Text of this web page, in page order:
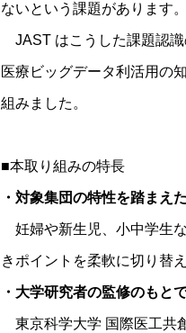
ないという課題があります。
JAST はこうした課題認識
医療ビッグデータ利活用の
組みました。
■本取り組みの特長
・対象集団の特性を踏まえ
妊婦や新生児、小中学生
きポイントを柔軟に切り替
・大学研究者の監修のもと
東京科学大学 国際医工共